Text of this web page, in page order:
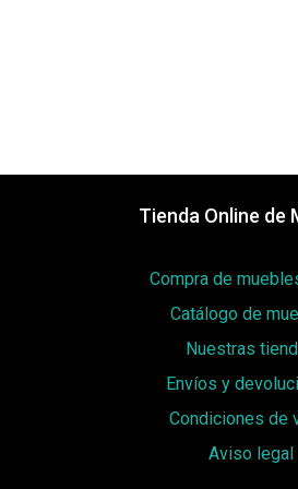
Tienda Online de
Compra de
Catálogo de
Nuestras
Envíos y
Condiciones de
Aviso legal